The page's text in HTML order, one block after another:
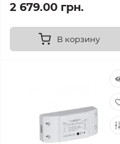
2 679.00 грн.
В корзину